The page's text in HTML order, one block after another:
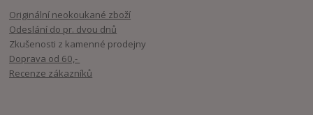
Originální neokoukané zboží
Odeslání do pr. dvou dnů
Zkušenosti z kamenné prodejny
Doprava od 60,-
Recenze zákazníků